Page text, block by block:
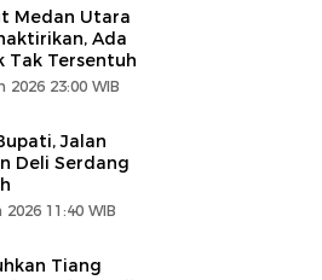
Medan Utara
Ada
Tak Tersentuh
2026 23:00 WIB
Jalan
Deli Serdang
11:40 WIB
Tiang